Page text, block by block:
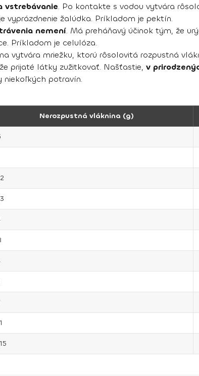
vstrebávanie. Po kontakte s vodou vytvára
vyprázdnenie žalúdka. Príkladom je pektín.
nemení. Má preháňavý účinok tým, že
Príkladom je celulóza.
vytvára mriežku, ktorú rôsolovitá rozpustná
prijaté látky zužitkovať. Našťastie, v
niekoľkých potravín.
Nerozpustná vláknina (g)